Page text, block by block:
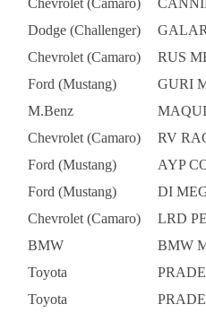
Chevrolet (Camaro)
Dodge (Challenger)
Chevrolet (Camaro)
RUS
Ford (Mustang)
GURI
M.Benz
Chevrolet (Camaro)
RV
Ford (Mustang)
AYP
Ford (Mustang)
DI
Chevrolet (Camaro)
LRD
BMW
BMW
Toyota
Toyota